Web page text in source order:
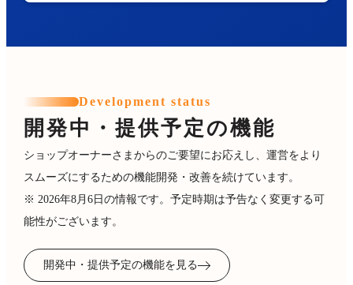
Development status
開発中・提供予定の機能
ショップオーナーさまからのご要望にお応えし、運営をより
スムーズにするための機能開発・改善を続けています。
※ 2026年8月6日の情報です。予定時期は予告なく変更する可
能性がございます。
開発中・提供予定の機能を見る